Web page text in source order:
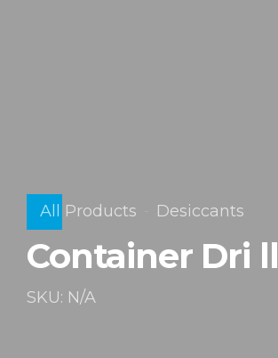
All Products Desiccants
Container Dri ll
SKU: N/A